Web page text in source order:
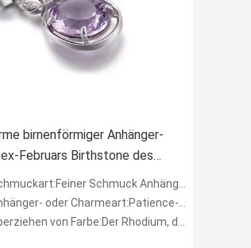
birnenförmiger Anhänger-
Februars Birthstone des
1.99g
Schmuck Anhänger
oder Charmeart:Patience-Anhänger, Edelstein-Anhänger
von Farbe:Der Rhodium, der, Gold 18K überzogen wurde, überzog, 14K das überzogene Gold, Rose Gold Plated, Silb